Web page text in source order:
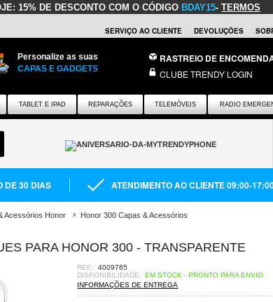
15% DE DESCONTO COM O CÓDIGO BDAY15- TERMOS
SERVIÇO AO CLIENTE DEVOLUÇÕES
Personalize as suas
CAPAS E GADGETS
RASTREIO DE
CLUBE TRENDY LOGIN
TABLET E IPAD REPARAÇÕES TELEMÓVEIS RADIO
DE 30 DIAS ATENDIMENTO AO CLIENTE 09:00-
Acessórios Honor Honor 300 Capas & Acessórios
PARA HONOR 300 - TRANSPARENTE
REF.: 4009765
DISPONIBILIDADE: EM STOCK - PRONTO PARA ENVIO
INFORMAÇÕES DE ENTREGA